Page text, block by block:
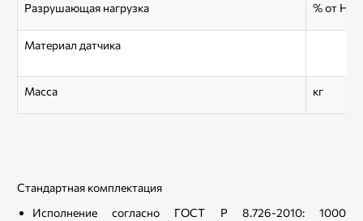
Разрушающая нагрузка % от
Материал датчика
Масса кг
Стандартная комплектация
Исполнение согласно ГОСТ Р 8.726-2010: 1000